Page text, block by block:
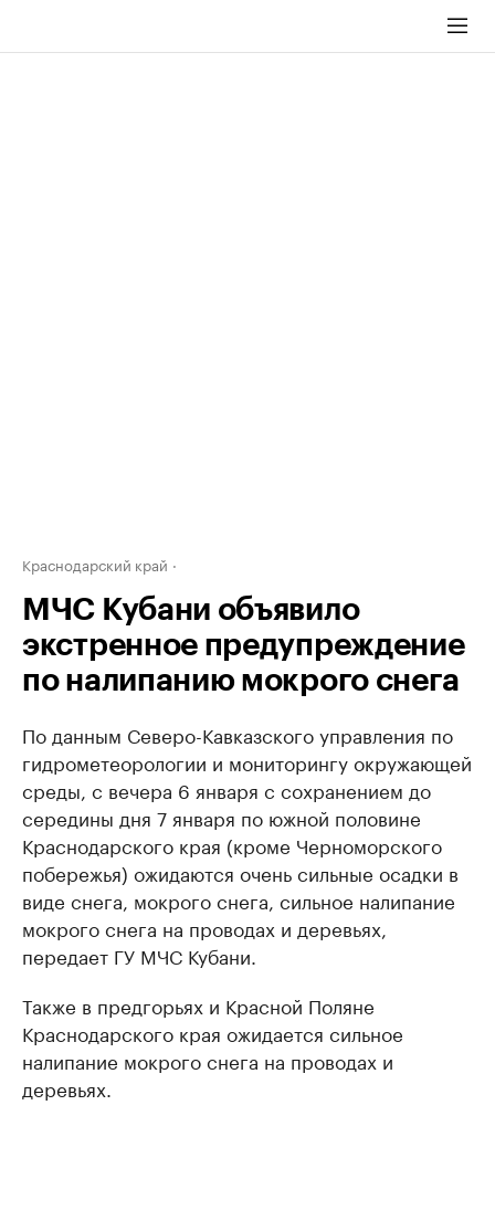
Краснодарский край
МЧС Кубани объявило
экстренное предупреждение
по налипанию мокрого снега
По данным Северо-Кавказского управления по
гидрометеорологии и мониторингу окружающей
среды, с вечера 6 января с сохранением до
середины дня 7 января по южной половине
Краснодарского края (кроме Черноморского
побережья) ожидаются очень сильные осадки в
виде снега, мокрого снега, сильное налипание
мокрого снега на проводах и деревьях,
передает ГУ МЧС Кубани.
Также в предгорьях и Красной Поляне
Краснодарского края ожидается сильное
налипание мокрого снега на проводах и
деревьях.